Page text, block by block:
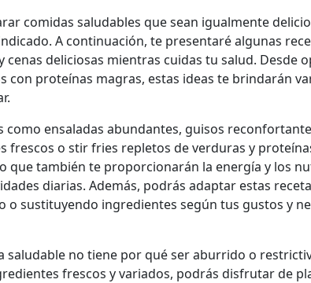
comidas saludables que sean igualmente
A continuación, te presentaré algunas
deliciosas mientras cuidas tu salud. Desde
con proteínas magras, estas ideas te brindarán
ensaladas abundantes, guisos
frescos o stir fries repletos de verduras y
que también te proporcionarán la energía y los
diarias. Además, podrás adaptar estas
o sustituyendo ingredientes según tus gustos y
saludable no tiene por qué ser aburrido o
frescos y variados, podrás disfrutar de